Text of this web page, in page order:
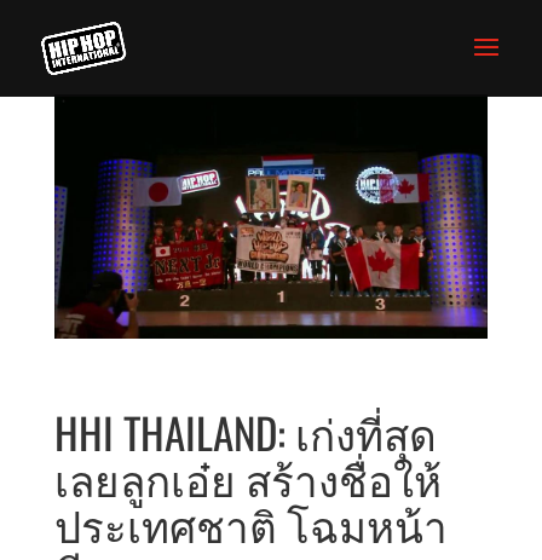
HHI THAILAND: เก่งที่สุด
เลยลูกเอ๋ย สร้างชื่อให้
ประเทศชาติ โฉมหน้า